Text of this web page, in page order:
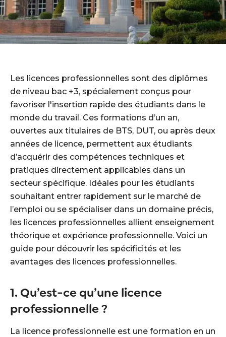
Les licences professionnelles sont des diplômes
de niveau bac +3, spécialement conçus pour
favoriser l'insertion rapide des étudiants dans le
monde du travail. Ces formations d’un an,
ouvertes aux titulaires de BTS, DUT, ou après deux
années de licence, permettent aux étudiants
d’acquérir des compétences techniques et
pratiques directement applicables dans un
secteur spécifique. Idéales pour les étudiants
souhaitant entrer rapidement sur le marché de
l’emploi ou se spécialiser dans un domaine précis,
les licences professionnelles allient enseignement
théorique et expérience professionnelle. Voici un
guide pour découvrir les spécificités et les
avantages des licences professionnelles.
1. Qu’est-ce qu’une licence
professionnelle ?
La licence professionnelle est une formation en un